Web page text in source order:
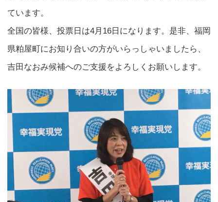
ています。
全国の皆様、投票日は4月16日になります。是非、福岡
県粕屋町にお知り合いの方がいらっしゃいましたら、
吉田なおみ候補へのご支援をよろしくお願いします。